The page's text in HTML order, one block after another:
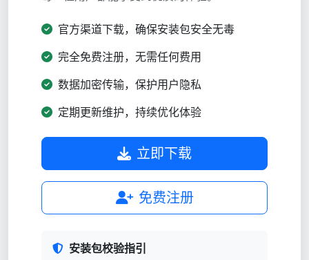
官方渠道下载，确保安装包安全无毒
完全免费注册，无需任何费用
数据加密传输，保护用户隐私
定期更新维护，持续优化体验
立即下载
免费注册
安装包校验指引